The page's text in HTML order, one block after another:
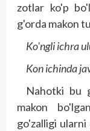
zotlar ko'p
g'orda makon
Ko'ngli ichra
Kon ichinda
Nahotki bu
makon
go'zalligi